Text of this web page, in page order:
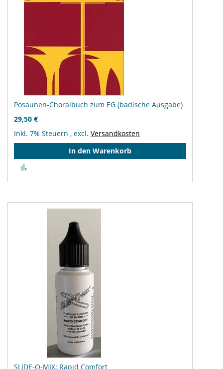
Posaunen-Choralbuch zum EG (badische Ausgabe)
29,50 €
Inkl. 7% Steuern , excl. Versandkosten
In den Warenkorb
hinzufügen
SLIDE-O-MIX: Rapid Comfort